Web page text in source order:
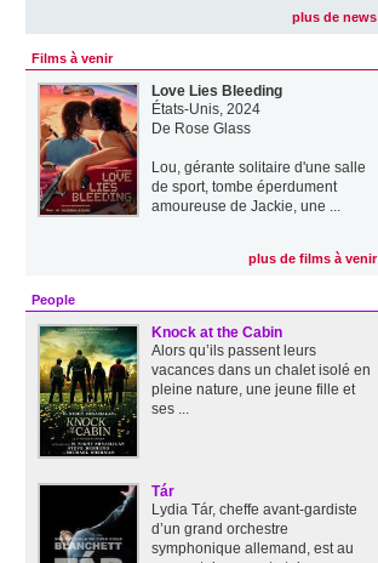
plus de news
Films à venir
Love Lies Bleeding
États-Unis, 2024
De Rose Glass
Lou, gérante solitaire d'une salle
de sport, tombe éperdument
amoureuse de Jackie, une ...
plus de films à venir
People
Knock at the Cabin
Alors qu’ils passent leurs
vacances dans un chalet isolé en
pleine nature, une jeune fille et
ses ...
Tár
Lydia Tár, cheffe avant-gardiste
d’un grand orchestre
symphonique allemand, est au